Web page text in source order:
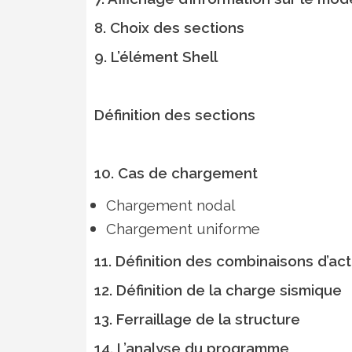
8. Choix des sections
9. L’élément Shell
Définition des sections
10. Cas de chargement
Chargement nodal
Chargement uniforme
11. Définition des combinaisons
12. Définition de la charge sismique
13. Ferraillage de la structure
14. L’analyse du programme